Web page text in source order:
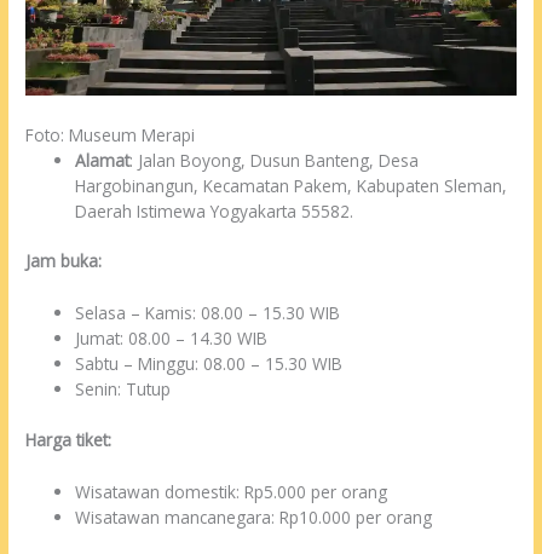
Foto: Museum Merapi
Alamat: Jalan Boyong, Dusun Banteng, Desa
Hargobinangun, Kecamatan Pakem, Kabupaten Sleman,
Daerah Istimewa Yogyakarta 55582.
Jam buka:
Selasa – Kamis: 08.00 – 15.30 WIB
Jumat: 08.00 – 14.30 WIB
Sabtu – Minggu: 08.00 – 15.30 WIB
Senin: Tutup
Harga tiket:
Wisatawan domestik: Rp5.000 per orang
Wisatawan mancanegara: Rp10.000 per orang